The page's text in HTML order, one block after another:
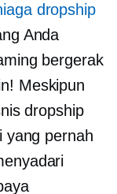
dropship
Anda
bergerak
Meskipun
dropship
yang pernah